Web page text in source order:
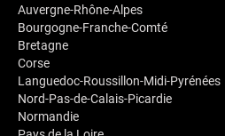
Auvergne-Rhône-Alpes
Bourgogne-Franche-Comté
Bretagne
Corse
Languedoc-Roussillon-Midi-Pyrénées
Nord-Pas-de-Calais-Picardie
Normandie